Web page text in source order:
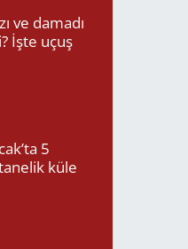
ve damadı
İşte uçuş
5
küle